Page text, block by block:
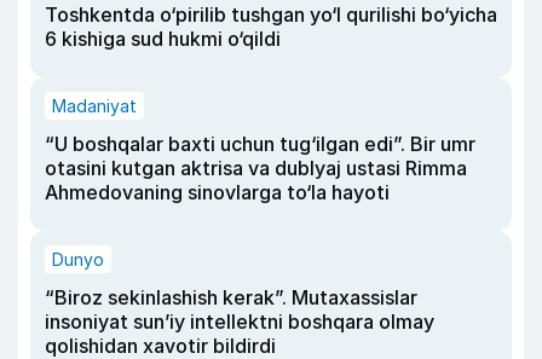
Toshkentda o‘pirilib tushgan yo‘l qurilishi bo‘yicha
6 kishiga sud hukmi o‘qildi
Madaniyat
“U boshqalar baxti uchun tug‘ilgan edi”. Bir umr
otasini kutgan aktrisa va dublyaj ustasi Rimma
Ahmedovaning sinovlarga to‘la hayoti
Dunyo
“Biroz sekinlashish kerak”. Mutaxassislar
insoniyat sun’iy intellektni boshqara olmay
qolishidan xavotir bildirdi